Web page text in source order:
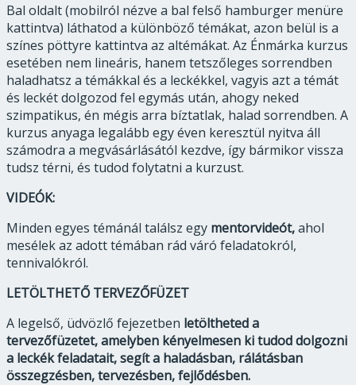
Bal oldalt (mobilról nézve a bal felső hamburger menüre
kattintva) láthatod a különböző témákat, azon belül is a
színes pöttyre kattintva az altémákat. Az Énmárka kurzus
esetében nem lineáris, hanem tetszőleges sorrendben
haladhatsz a témákkal és a leckékkel, vagyis azt a témát
és leckét dolgozod fel egymás után, ahogy neked
szimpatikus, én mégis arra bíztatlak, halad sorrendben. A
kurzus anyaga legalább egy éven keresztül nyitva áll
számodra a megvásárlásától kezdve, így bármikor vissza
tudsz térni, és tudod folytatni a kurzust.
VIDEÓK:
Minden egyes témánál találsz egy mentorvideót,ahol
mesélek az adott témában rád váró feladatokról,
tennivalókról.
LETÖLTHETŐ TERVEZŐFÜZET
A legelső, üdvözlő fejezetben letöltheted a
tervezőfüzetet, amelyben kényelmesen ki tudod dolgozni
a leckék feladatait, segít a haladásban, rálátásban
összegzésben, tervezésben, fejlődésben.